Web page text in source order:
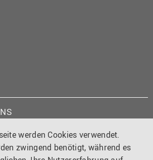
werden Cookies verwendet.
zwingend benötigt, während es
YouTube
Facebook